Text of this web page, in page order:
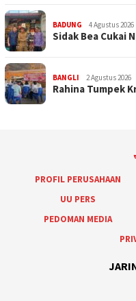
BADUNG 4 Agustus 2026
Sidak Bea Cukai
BANGLI 2 Agustus 2026
Rahina Tumpek
PROFIL PERUSAHAAN
UU PERS
PEDOMAN MEDIA